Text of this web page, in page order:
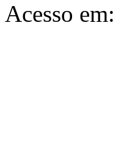
Acesso